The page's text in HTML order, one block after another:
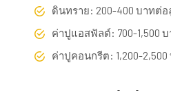
ดินทราย: 200-400 บาทต่
ค่าปูแอสฟัลต์: 700-1,500
ค่าปูคอนกรีต: 1,200-